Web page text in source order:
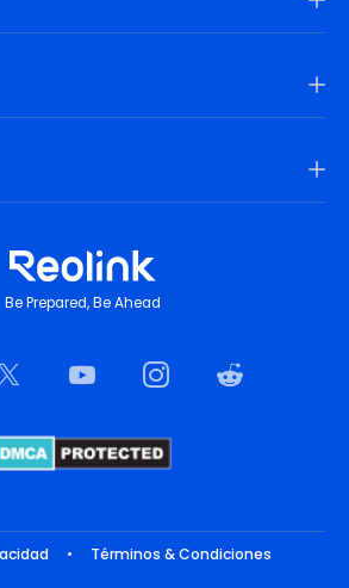
Be Prepared, Be Ahead
• Términos & Condiciones